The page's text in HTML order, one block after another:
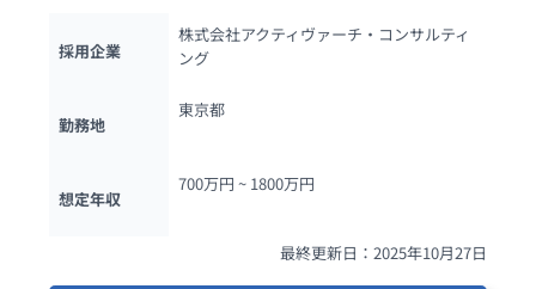
採用企業
株式会社アクティヴァーチ・コンサルティ
ング
勤務地
東京都
想定年収
700万円 ~ 1800万円
最終更新日：2025年10月27日